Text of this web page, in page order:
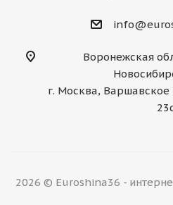
Воронежская
г. Москва,
2026 © Euroshina36 -